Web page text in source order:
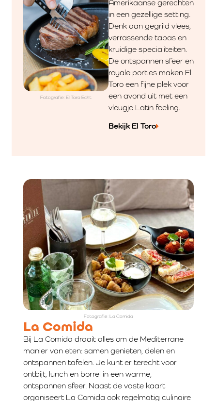
Amerikaanse gerechten
in een gezellige setting.
Denk aan gegrild vlees,
verrassende tapas en
kruidige specialiteiten.
De ontspannen sfeer en
royale porties maken El
Toro een fijne plek voor
een avond uit met een
vleugje Latin feeling.
Bekijk El Toro
Fotografie: El Toro Echt
Fotografie: La Comida
La Comida
Bij La Comida draait alles om de Mediterrane
manier van eten: samen genieten, delen en
ontspannen tafelen. Je kunt er terecht voor
ontbijt, lunch en borrel in een warme,
ontspannen sfeer. Naast de vaste kaart
organiseert La Comida ook regelmatig culinaire